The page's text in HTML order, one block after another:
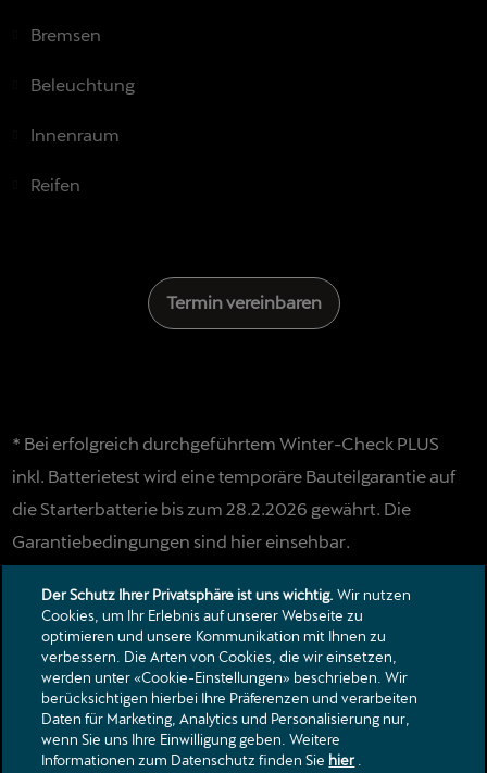
Bremsen
Beleuchtung
Innenraum
Reifen
Termin vereinbaren
* Bei erfolgreich durchgeführtem Winter-Check PLUS
inkl. Batterietest wird eine temporäre Bauteilgarantie auf
die Starterbatterie bis zum 28.2.2026 gewährt. Die
Garantiebedingungen sind hier einsehbar.
Kontakt
Kataloge & Preislisten
Rechtliche Hinweise
Datenschutzerklärung
Der Schutz Ihrer Privatsphäre ist uns wichtig. Wir nutzen
Cookies, um Ihr Erlebnis auf unserer Webseite zu
optimieren und unsere Kommunikation mit Ihnen zu
verbessern. Die Arten von Cookies, die wir einsetzen,
werden unter «Cookie-Einstellungen» beschrieben. Wir
berücksichtigen hierbei Ihre Präferenzen und verarbeiten
Daten für Marketing, Analytics und Personalisierung nur,
wenn Sie uns Ihre Einwilligung geben. Weitere
Informationen zum Datenschutz finden Sie hier.